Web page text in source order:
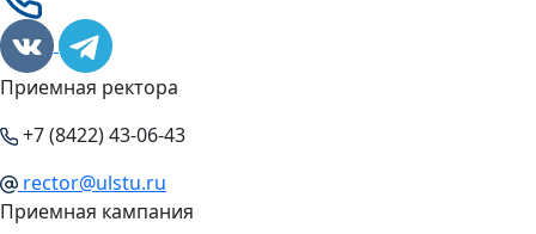
Приемная ректора
+7 (8422) 43-06-43
rector@ulstu.ru
Приемная кампания